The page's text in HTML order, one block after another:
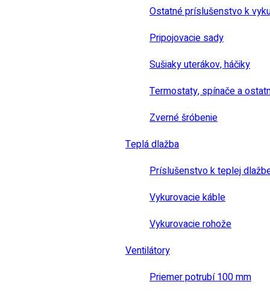
Ostatné príslušenstvo k
Pripojovacie sady
Sušiaky uterákov, háčiky
Termostaty, spínače a
Zverné šróbenie
Teplá dlažba
Príslušenstvo k teplej
Vykurovacie káble
Vykurovacie rohože
Ventilátory
Priemer potrubí 100 mm